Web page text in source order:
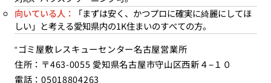
向いている人：
「まずは安く、かつプロに確実に綺麗にしてほ
しい」と考える愛知県内の1K住まいのすべての方。
“ゴミ屋敷レスキューセンター名古屋営業所
住所：〒463-0055 愛知県名古屋市守山区西新４−１０
電話：05018804263